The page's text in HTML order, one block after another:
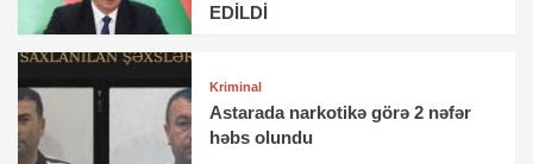
EDİLDİ
Kriminal
Astarada narkotikə görə 2 nəfər
həbs olundu